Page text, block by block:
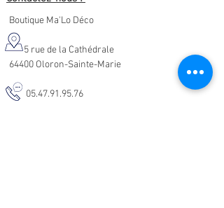
Boutique Ma'Lo Déco
5 rue de la Cathédrale
64400 Oloron-Sainte-Marie
05.47.91.95.76